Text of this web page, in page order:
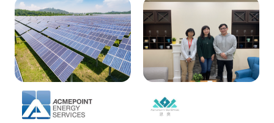
暢，
全
面
提
升
辦
公
效
率
直
營、
加
盟
夥
伴
的
溝
作
際
能
源
危
機
浮
上
檯
面，
北
產
業
園
區
的
文
化
洲，
思